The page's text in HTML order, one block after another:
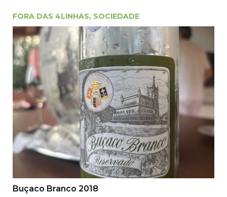
FORA DAS 4LINHAS, SOCIEDADE
Buçaco Branco 2018